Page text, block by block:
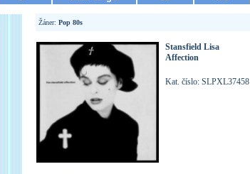
Žáner: Pop 80s
Stansfield Lisa
Affection
Kat. číslo: SLPXL37458